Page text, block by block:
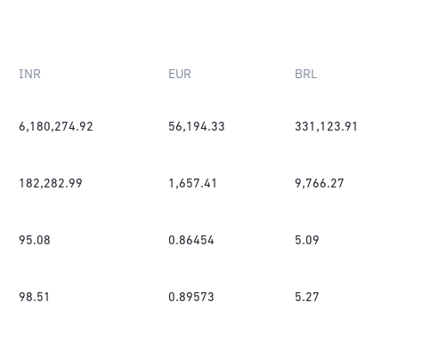
INR EUR BRL
6,180,274.92 56,194.33 331,123.91
182,282.99 1,657.41 9,766.27
95.08 0.86454 5.09
98.51 0.89573 5.27